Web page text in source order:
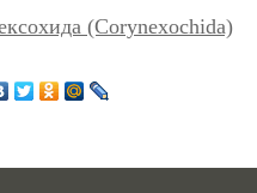
(Corynexochida)